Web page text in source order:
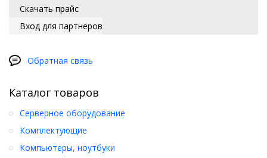
Скачать прайс
Вход для партнеров
Обратная связь
Каталог товаров
Серверное оборудование
Комплектующие
Компьютеры, ноутбуки